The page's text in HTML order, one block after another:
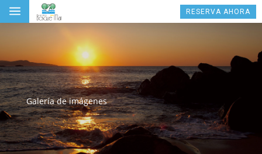
a RESERVA AHORA
Galería de imágenes